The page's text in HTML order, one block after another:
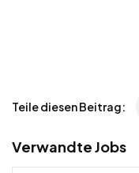
Teile diesen Beitrag:
Verwandte Jobs